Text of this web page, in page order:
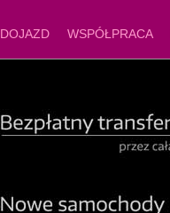
DOJAZD WSPÓŁPRACA